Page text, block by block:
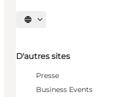
Choisissez la langue
D'autres sites
Presse
Business Events